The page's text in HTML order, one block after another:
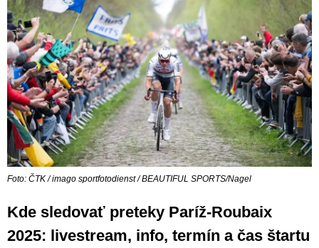
Foto: ČTK / imago sportfotodienst / BEAUTIFUL SPORTS/Nagel
Kde sledovať preteky Paríž-Roubaix
2025: livestream, info, termín a čas štartu